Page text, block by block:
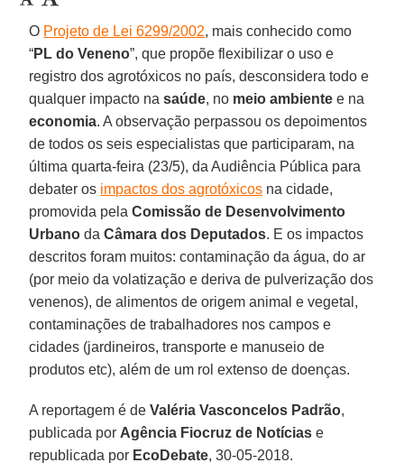
O Projeto de Lei 6299/2002, mais conhecido como
“PL do Veneno”, que propõe flexibilizar o uso e
registro dos agrotóxicos no país, desconsidera todo e
qualquer impacto na saúde, no meio ambientee na
economia. A observação perpassou os depoimentos
de todos os seis especialistas que participaram, na
última quarta-feira (23/5), da Audiência Pública para
debater os impactos dos agrotóxicos na cidade,
promovida pelaComissão de Desenvolvimento
Urbanoda Câmara dos Deputados. E os impactos
descritos foram muitos: contaminação da água, do ar
(por meio da volatização e deriva de pulverização dos
venenos), de alimentos de origem animal e vegetal,
contaminações de trabalhadores nos campos e
cidades (jardineiros, transporte e manuseio de
produtos etc), além de um rol extenso de doenças.
A reportagem é deValéria Vasconcelos Padrão,
publicada por Agência Fiocruz de Notícias e
republicada por EcoDebate, 30-05-2018.